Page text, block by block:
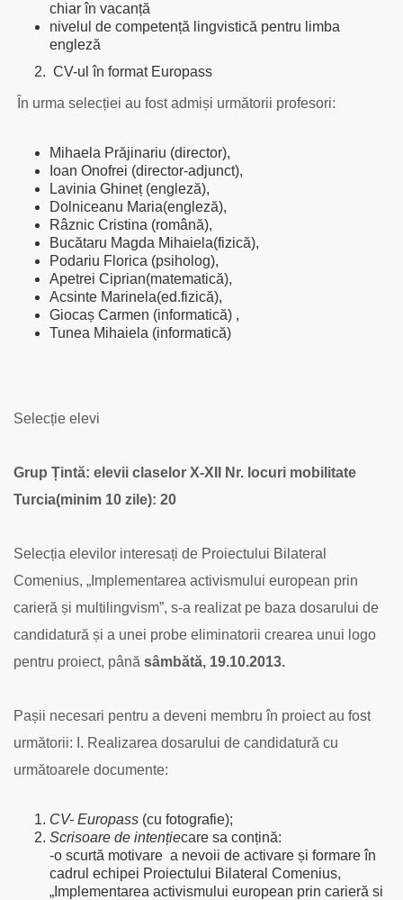
chiar în vacanță
nivelul de competență lingvistică pentru limba
engleză
CV-ul în format Europass
În urma selecției au fost admiși următorii profesori:
Mihaela Prăjinariu (director),
Ioan Onofrei (director-adjunct),
Lavinia Ghineț (engleză),
Dolniceanu Maria(engleză),
Râznic Cristina (română),
Bucătaru Magda Mihaiela(fizică),
Podariu Florica (psiholog),
Apetrei Ciprian(matematică),
Acsinte Marinela(ed.fizică),
Giocaș Carmen (informatică) ,
Tunea Mihaiela (informatică)
Selecție elevi
Grup Țintă: elevii claselor X-XII
Nr. locuri mobilitate
Turcia(minim 10 zile): 20
Selecția elevilor interesați de Proiectului Bilateral
Comenius, „Implementarea activismului european prin
carieră și multilingvism”, s-a realizat pe baza dosarului de
candidatură și a unei probe eliminatorii crearea unui logo
pentru proiect, până sâmbătă, 19.10.2013.
Pașii necesari pentru a deveni membru în proiect au fost
următorii: I. Realizarea dosarului de candidatură cu
următoarele documente:
CV- Europass (cu fotografie);
Scrisoare de intențiecare sa conțină:
-o scurtă motivare a nevoii de activare și formare în
cadrul echipei Proiectului Bilateral Comenius,
„Implementarea activismului european prin carieră si